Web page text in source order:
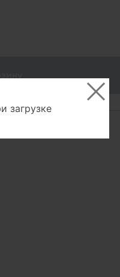
загрузке